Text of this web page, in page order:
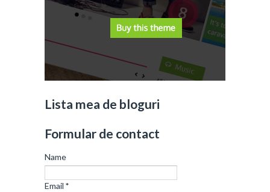
Lista mea de bloguri
Formular de contact
Name
Email *